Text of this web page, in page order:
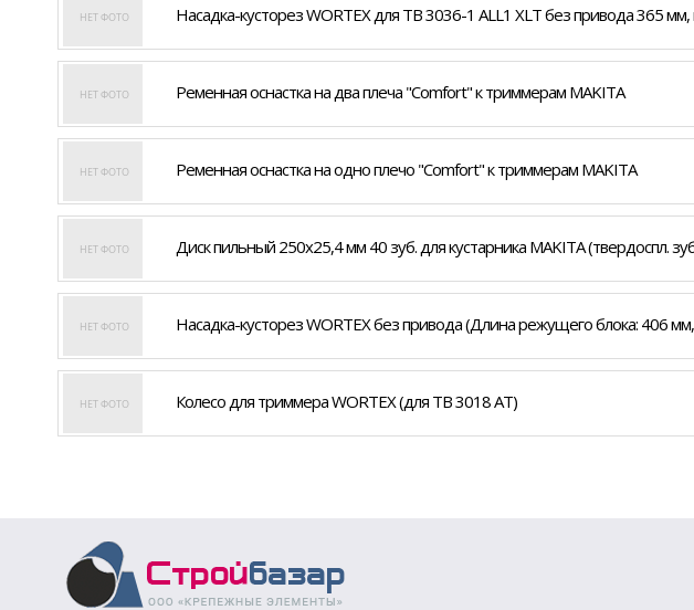
Насадка-кусторез WORTEX для TB 3036-1 ALL1 XLT без привода 365 мм,
Ременная оснастка на два плеча "Comfort" к триммерам MAKITA
Ременная оснастка на одно плечо "Comfort" к триммерам MAKITA
Диск пильный 250х25,4 мм 40 зуб. для кустарника MAKITA (твердоспл.
Насадка-кусторез WORTEX без привода (Длина режущего блока: 406
Колесо для триммера WORTEX (для TB 3018 AT)